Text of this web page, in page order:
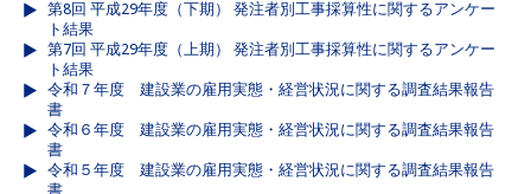
第8回 平成29年度（下期） 発注者別工事採算性に関するアンケー
ト結果
第7回 平成29年度（上期） 発注者別工事採算性に関するアンケー
ト結果
令和７年度 建設業の雇用実態・経営状況に関する調査結果報告
書
令和６年度 建設業の雇用実態・経営状況に関する調査結果報告
書
令和５年度 建設業の雇用実態・経営状況に関する調査結果報告
書